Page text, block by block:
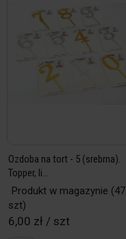
Ozdoba na tort - 5 (srebrna).
Topper, li...
Produkt w magazynie (47
szt)
6,00 zł / szt